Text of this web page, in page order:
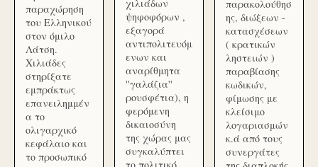
παραχώρηση
του Ελληνικού
στον όμιλο
Λάτση.
Χιλιάδες
στηρίξατε
εμπράκτως
επανειλημμέν
α το
ολιγαρχικό
κεφάλαιο και
το προσωπικό
χιλιάδων
ψηφοφόρων ,
εξαγορά
αντιπολιτευόμ
ενων και
αναρίθμητα
''γαλάζια''
ρουσφέτια), η
φερόμενη
δικαιοσύνη
της χώρας μας
συγκαλύπτει
παρακολούθησ
ης, διώξεων -
κατασχέσεων
( κρατικών
ληστειών )
παραβίασης
κωδικών,
φίμωσης με
κλείσιμο
λογαριασμών
κ.ά από τους
συνεργάτες